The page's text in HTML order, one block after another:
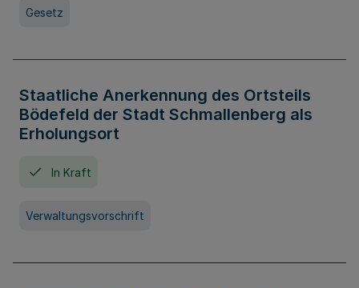
Gesetz
Staatliche Anerkennung des Ortsteils
Bödefeld der Stadt Schmallenberg als
Erholungsort
In Kraft
Verwaltungsvorschrift